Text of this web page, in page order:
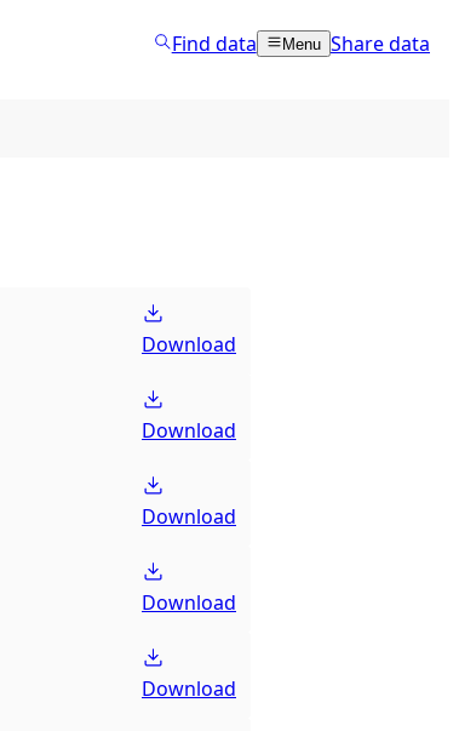
Find data Menu Share data
Download
Download
Download
Download
Download